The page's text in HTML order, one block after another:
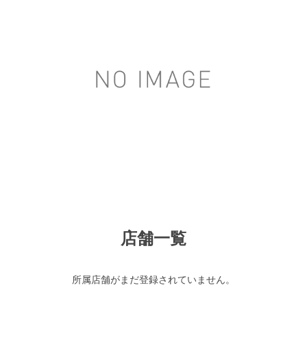
店舗一覧
所属店舗がまだ登録されていません。